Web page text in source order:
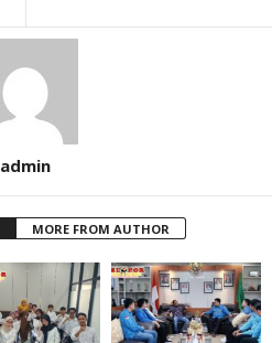
admin
MORE FROM AUTHOR